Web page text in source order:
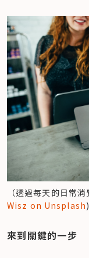
（透過每天的日常
Wisz on Unsplash)
來到關鍵的一步